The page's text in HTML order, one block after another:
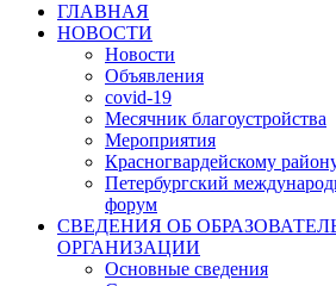
ГЛАВНАЯ
НОВОСТИ
Новости
Объявления
covid-19
Месячник благоустройства
Мероприятия
Красногвардейскому
Петербургский
форум
СВЕДЕНИЯ ОБ
ОРГАНИЗАЦИИ
Основные сведения